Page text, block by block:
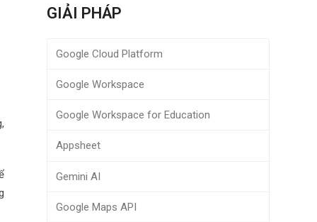
GIẢI PHÁP
Google Cloud Platform
Google Workspace
Google Workspace for Education
Appsheet
Gemini AI
Google Maps API